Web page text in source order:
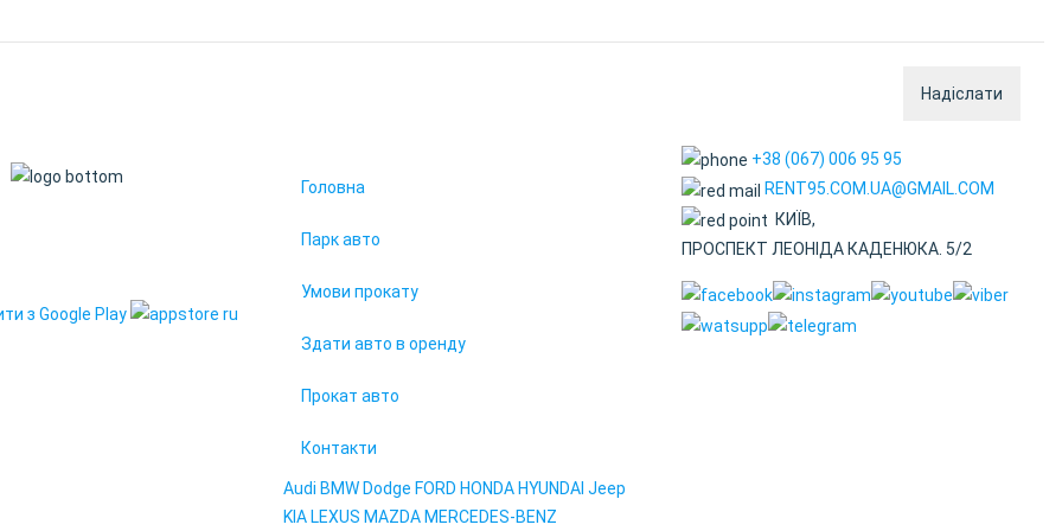
Надіслати
Головна
Парк авто
Умови прокату
Здати авто в оренду
Прокат авто
Контакти
Audi BMW Dodge FORD HONDA HYUNDAI Jeep
KIA LEXUS MAZDA MERCEDES-BENZ
+38 (067) 006 95 95
RENT95.COM.UA@GMAIL.COM
КИЇВ,
ПРОСПЕКТ ЛЕОНІДА КАДЕНЮКА. 5/2